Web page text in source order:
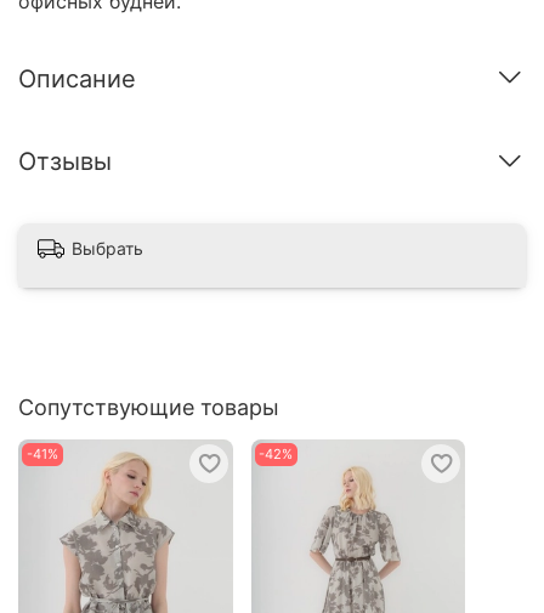
Описание
Отзывы
Выбрать
Сопутствующие товары
-41% -42%